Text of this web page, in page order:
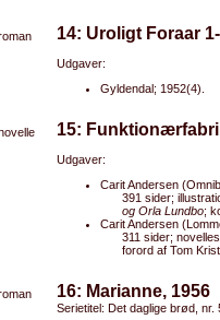
14: Uroligt Foraar
Udgaver:
Gyldendal; 1952(4).
15:
Udgaver:
Carit Andersen
391 sider;
og Orla Lundbo;
Carit Andersen
311 sider;
forord af Tom
16: Marianne, 1956
Serietitel: Det daglige brød, nr.